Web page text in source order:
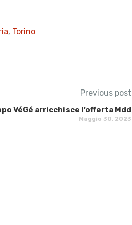
, Torino
Previous post
VéGé arricchisce l’offerta Mdd
Maggio 30, 2023